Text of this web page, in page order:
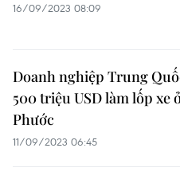
16/09/2023 08:09
Doanh nghiệp Trung
500 triệu USD làm lốp xe
Phước
11/09/2023 06:45